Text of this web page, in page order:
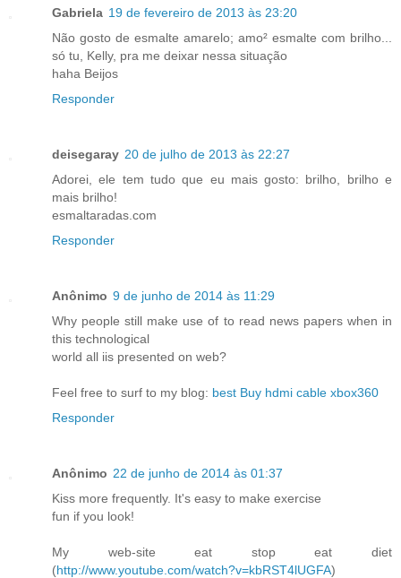
Gabriela 19 de fevereiro de 2013 às 23:20
Não gosto de esmalte amarelo; amo² esmalte com brilho...
só tu, Kelly, pra me deixar nessa situação
haha Beijos
Responder
deisegaray 20 de julho de 2013 às 22:27
Adorei, ele tem tudo que eu mais gosto: brilho, brilho e
mais brilho!
esmaltaradas.com
Responder
Anônimo 9 de junho de 2014 às 11:29
Why people still make use of to read news papers when in
this technological
world all iis presented on web?
Feel free to surf to my blog: best Buy hdmi cable xbox360
Responder
Anônimo 22 de junho de 2014 às 01:37
Kiss more frequently. It's easy to make exercise
fun if you look!
My web-site eat stop eat diet
(http://www.youtube.com/watch?v=kbRST4lUGFA)